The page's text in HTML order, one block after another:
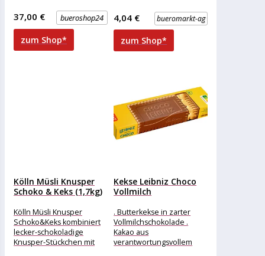
mit dem LEIBNIZ
BUTTERKEKS erleben.
bueroshop24
37,00 €
zum Shop*
Etikett . Süßer Genuss auf
zuckerfreier Basis,
bueromarkt-ag
4,04 €
zum Shop*
Kölln Müsli Knusper
Schoko & Keks (1,7kg)
Kölln Müsli Knusper
Schoko&Keks kombiniert
lecker-schokoladige
Knusper-Stückchen mit
Kekse Leibniz Choco
Vollmilch
. Butterkekse in zarter
Vollmilchschokolade .
Kakao aus
verantwortungsvollem